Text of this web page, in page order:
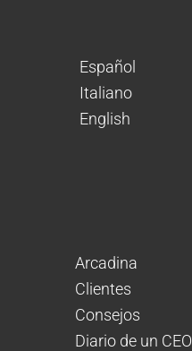
Español
Italiano
English
Arcadina
Clientes
Consejos
Diario de un CEO